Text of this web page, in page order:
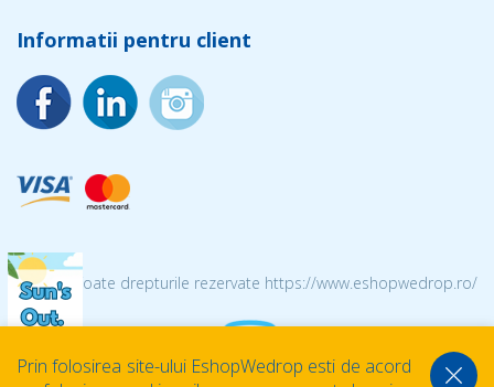
Informatii pentru client
© 2026 Toate drepturile rezervate https://www.eshopwedrop.ro/
Prin folosirea site-ului EshopWedrop esti de acord